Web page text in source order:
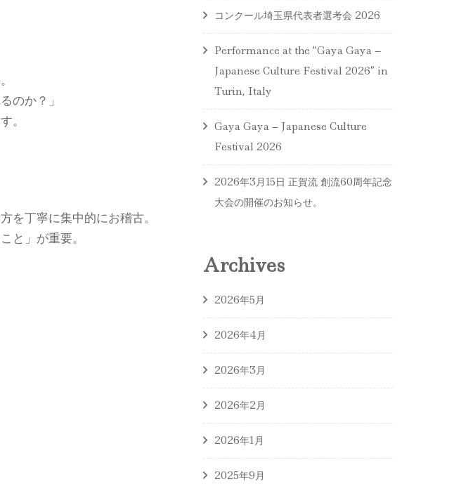
のか？」
。
を丁寧に集中的にお稽古。
と」が重要。
コンクール埼玉県代表者選考会 2026
Performance at the “Gaya Gaya –
Japanese Culture Festival 2026” in
Turin, Italy
Gaya Gaya – Japanese Culture
Festival 2026
2026年3月15日 正賀流 創流60周年記念
大会の開催のお知らせ。
Archives
2026年5月
2026年4月
2026年3月
2026年2月
2026年1月
2025年9月